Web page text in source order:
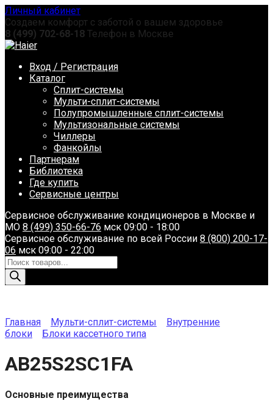
Перейти
к
содержанию
Личный кабинет
Создаем комфорт с заботой о вашем здоровье
8 (499) 702-68-18 Телефон в Москве
Вход / Регистрация
Каталог
Сплит-системы
Мульти-сплит-системы
Полупромышленные сплит-системы
Мультизональные системы
Чиллеры
Фанкойлы
Партнерам
Библиотека
Где купить
Сервисные центры
Сервисное обслуживание кондиционеров в Москве и
МО 8 (499) 350-66-76 мск 09:00 - 18:00
Сервисное обслуживание по всей России 8 (800) 200-17-
06 мск 09:00 - 22:00
Поиск
товаров
Главная Мульти-сплит-системы
Внутренние
блоки
Блоки кассетного типа
AB25S2SC1FA
Основные преимущества